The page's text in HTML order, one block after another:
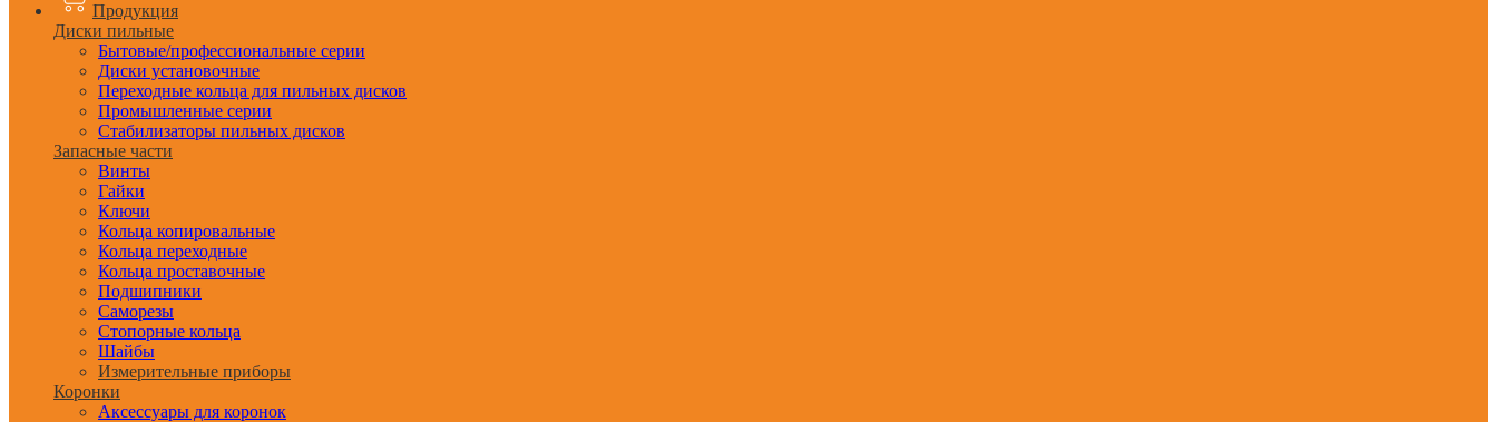
Продукция
Диски пильные
Бытовые/профессиональные серии
Диски установочные
Переходные кольца для пильных дисков
Промышленные серии
Стабилизаторы пильных дисков
Запасные части
Винты
Гайки
Ключи
Кольца копировальные
Кольца переходные
Кольца проставочные
Подшипники
Саморезы
Стопорные кольца
Шайбы
Измерительные приборы
Коронки
Аксессуары для коронок